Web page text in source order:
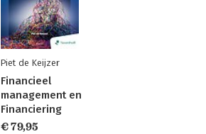
Piet de Keijzer
Financieel
management en
Financiering
€ 79,95